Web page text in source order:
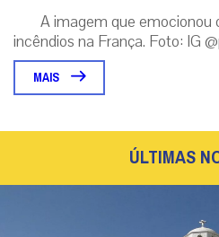
A imagem que emocionou
incêndios na França. Foto: IG
MAIS
ÚLTIMAS